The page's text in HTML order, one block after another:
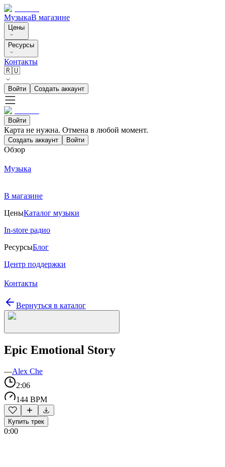
МузыкаВ магазине
Цены
Ресурсы
Контакты
🇷🇺
Войти Создать аккаунт
Войти
Карта не нужна. Отмена в любой момент.
Создать аккаунт Войти
Обзор
Музыка
В магазине
ЦеныКаталог музыки
In-store радио
РесурсыБлог
Центр поддержки
Контакты
Вернуться в каталог
Epic Emotional Story
—Alex Che
2:06
144 BPM
Купить трек
0:00